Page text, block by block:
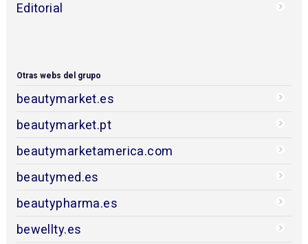
Editorial
Otras webs del grupo
beautymarket.es
beautymarket.pt
beautymarketamerica.com
beautymed.es
beautypharma.es
bewellty.es